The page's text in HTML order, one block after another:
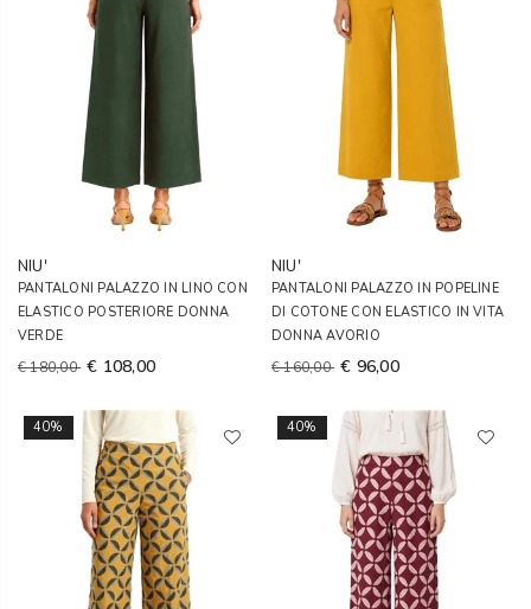
NIU'
PANTALONI PALAZZO IN LINO CON
ELASTICO POSTERIORE DONNA
VERDE
€ 180,00 € 108,00
NIU'
PANTALONI PALAZZO IN POPELINE
DI COTONE CON ELASTICO IN VITA
DONNA AVORIO
€ 160,00 € 96,00
40% 40%